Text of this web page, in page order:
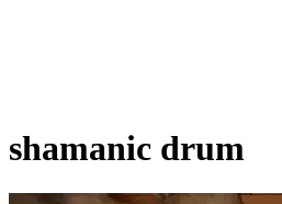
shamanic drum